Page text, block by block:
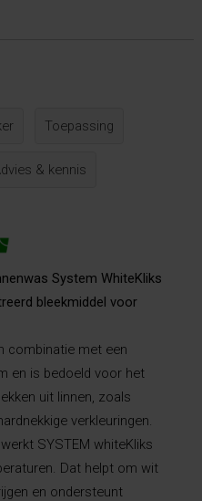
Toepassing
& kennis
System WhiteKliks
bleekmiddel voor
combinatie met een
en is bedoeld voor het
uit linnen, zoals
verkleuringen.
SYSTEM whiteKliks
Dat helpt om wit
en ondersteunt